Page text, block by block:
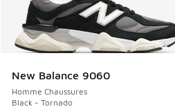
New Balance 9060
Homme Chaussures
Black - Tornado